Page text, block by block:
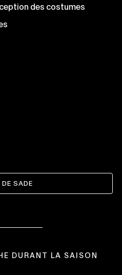
des costumes
SADE
DURANT LA SAISON